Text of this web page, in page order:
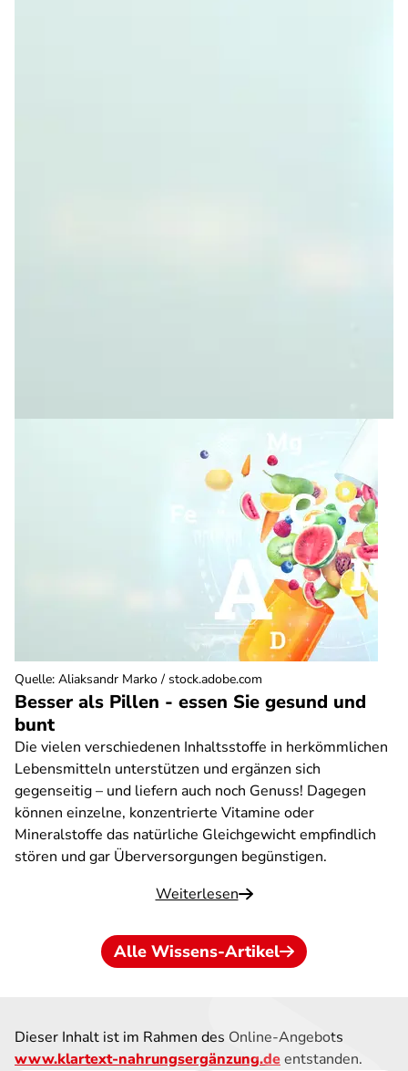
Besser als Pillen - essen Sie gesund und
bunt
Die vielen verschiedenen Inhaltsstoffe in herkömmlichen
Lebensmitteln unterstützen und ergänzen sich
gegenseitig – und liefern auch noch Genuss! Dagegen
können einzelne, konzentrierte Vitamine oder
Mineralstoffe das natürliche Gleichgewicht empfindlich
stören und gar Überversorgungen begünstigen.
Weiterlesen
Quelle: Aliaksandr Marko / stock.adobe.com
Alle Wissens-Artikel
Dieser Inhalt ist im Rahmen des Online-Angebots
www.klartext-nahrungsergänzung.deentstanden.